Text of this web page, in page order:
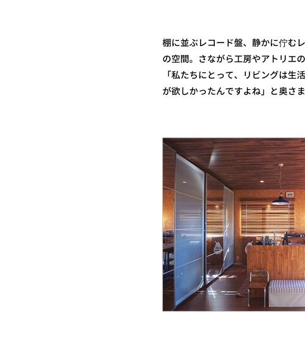
棚に並ぶレコード盤、静かに佇む
の空間。さながら工房やアトリエの
「私たちにとって、リビングは
が欲しかったんですよね」と奥さ